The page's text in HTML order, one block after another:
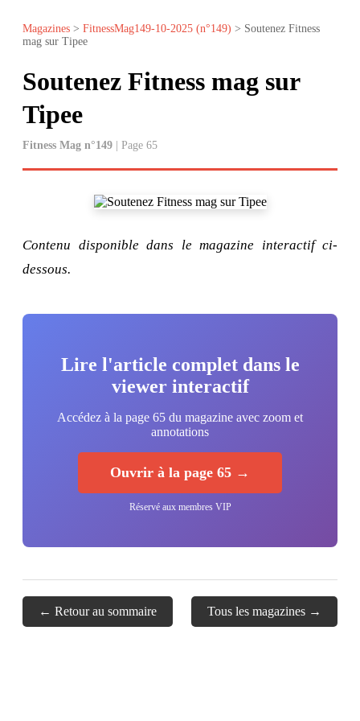
Magazines > FitnessMag149-10-2025 (n°149) > Soutenez Fitness
mag sur Tipee
Soutenez Fitness mag sur
Tipee
Fitness Mag n°149 | Page 65
Contenu disponible dans le magazine interactif ci-
dessous.
Lire l'article complet dans le
viewer interactif
Accédez à la page 65 du magazine avec zoom et
annotations
Ouvrir à la page 65 →
Réservé aux membres VIP
← Retour au sommaire Tous les magazines →